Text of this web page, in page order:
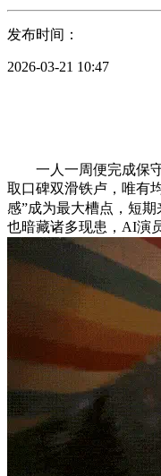
发布时间：
2026-03-21 10:47
一人一周便完成保守
取口碑双滑铁卢，唯有
感”成为最大槽点，短期
也暗藏诸多现患，AI演